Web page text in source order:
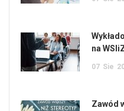
na
07 Sie
Zawód